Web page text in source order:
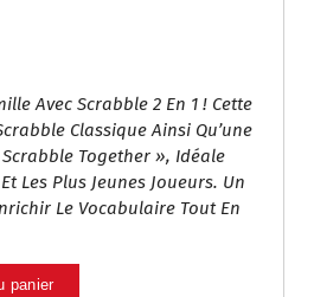
Avec Scrabble 2 En 1 ! Cette
Classique Ainsi Qu’une
Together », Idéale
Les Plus Jeunes Joueurs. Un
Le Vocabulaire Tout En
panier